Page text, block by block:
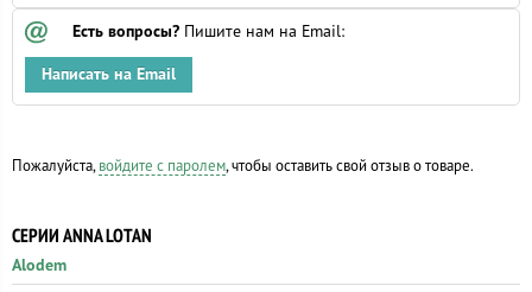
Есть вопросы? Пишите нам на Email:
Написать на Email
Пожалуйста, войдите с паролем, чтобы оставить свой отзыв о товаре.
СЕРИИ ANNA LOTAN
Alodem